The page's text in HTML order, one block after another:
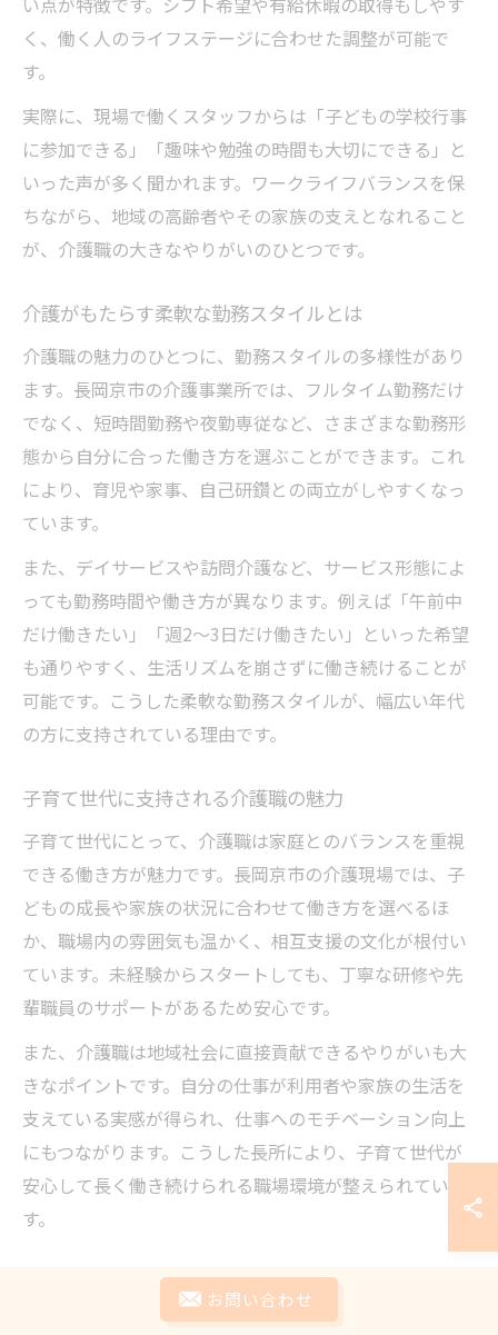
く、働く人のライフステージに合わせた調整が可能で
す。
実際に、現場で働くスタッフからは「子どもの学校行事
に参加できる」「趣味や勉強の時間も大切にできる」と
いった声が多く聞かれます。ワークライフバランスを保
ちながら、地域の高齢者やその家族の支えとなれること
が、介護職の大きなやりがいのひとつです。
介護がもたらす柔軟な勤務スタイルとは
介護職の魅力のひとつに、勤務スタイルの多様性があり
ます。長岡京市の介護事業所では、フルタイム勤務だけ
でなく、短時間勤務や夜勤専従など、さまざまな勤務形
態から自分に合った働き方を選ぶことができます。これ
により、育児や家事、自己研鑽との両立がしやすくなっ
ています。
また、デイサービスや訪問介護など、サービス形態によ
っても勤務時間や働き方が異なります。例えば「午前中
だけ働きたい」「週2～3日だけ働きたい」といった希望
も通りやすく、生活リズムを崩さずに働き続けることが
可能です。こうした柔軟な勤務スタイルが、幅広い年代
の方に支持されている理由です。
子育て世代に支持される介護職の魅力
子育て世代にとって、介護職は家庭とのバランスを重視
できる働き方が魅力です。長岡京市の介護現場では、子
どもの成長や家族の状況に合わせて働き方を選べるほ
か、職場内の雰囲気も温かく、相互支援の文化が根付い
ています。未経験からスタートしても、丁寧な研修や先
輩職員のサポートがあるため安心です。
また、介護職は地域社会に直接貢献できるやりがいも大
きなポイントです。自分の仕事が利用者や家族の生活を
支えている実感が得られ、仕事へのモチベーション向上
にもつながります。こうした長所により、子育て世代が
安心して長く働き続けられる職場環境が整えられていま
す。
自立支援に力を発揮する介護職の価値
お問い合わせ